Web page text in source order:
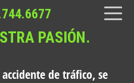
PASIÓN.
de tráfico, se